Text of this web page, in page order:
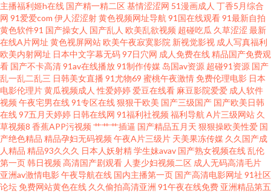
网 三级网站在线播放 91传媒官网 av总站 国产9在线播放 久久伊人国产九九
深夜诱惑av 91热爆视频 超碰亚洲无码 韩国综合色图 色悠悠福利导航 在线成
人 99爱人人 青青草原香蕉伊人 亚州另类av 国产传媒91播放 国产精品123 午
夜福利射喷水 国产伪娘在线一区 后入美女爱爱爱 黄色仓库网站 蜜桃视屏在
线观看 91色天堂 成人视频免费网站 欧美成人影 尤物com www毛毛片 久久天
天伊人 日本足交视频 一区二区 97在线免费视频 国产91视频 久久精品福利导
航 人妖自慰网站 av五月天ab 久久精品人人妻 日本色图另类 在线视频污 97亚
主播福利姬h在线 国产精一精二区基情涩涩网 51漫画成人 丁香5月综合
网 91爱爱com 伊人涩涩射黄色视频网址导航 91国在线观看91最新自拍
黄色软件91 国产操女人 国产乱人 欧美乱欲视频 超碰吃瓜 久草涩涩 最新
在线A片网址 黄色视屏网站欧美午夜寂寞影院 新视觉影视 成人写真福利
欧美内射网址 日本中文字幕无码97日穴网 成人免费在线精品国产免费观
看 国产不卡高清91av在线播放91制作传媒 岛国av资源 超碰91资源 国产
乱一乱二乱三 日韩美女直播 91尤物69 蜜桃午夜激情免费伦理电影 日本
电影伦理片黄瓜视频成人 性爱婷婷 爱豆在线看 麻豆影院爱爱 成人软件
视频 午夜宅男在线91专区在线狠狠干欧美 国产三级国产 国产欧美日韩
在线97五月天婷婷 日韩在线网 91福利社视频 福利导航 A片三级网站 久
草视频8 香蕉APP污视频 艹艹艹插逼 国产精品五月天 狠狠操欧美性爱 国
产绝色精品 精品孕妇无码视频 午夜A片三级片 天美果冻传媒 久久国产成
人精品 精品93久久久 日本人妖射精学生妹avav 国产熟女视频在线乱伦
第一页韩日视频 高清国产剧观看 人妻少妇视频二区 成人无码高清毛片
亚洲av激情电影午夜导航在线 国内主播第一页 国产高清电影网址 91社区
论坛免费网站黄色在线 久久偷拍高清亚洲 91午夜在线免费 亚洲精品第五